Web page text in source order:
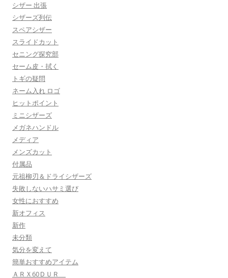
シザー 出張
シザーズ列伝
スペアシザー
スライドカット
セニング探究部
セーム皮・拭く
トギの疑問
ネーム入れ ロゴ
ヒットポイント
ミニシザーズ
メガネハンドル
メディア
メンズカット
付属品
元祖柳刃＆ドライシザーズ
失敗しないハサミ選び
女性におすすめ
新オフィス
新作
未分類
気分を変えて
簡単おすすめアイテム
ＡＲＸ60ＤＵＲ